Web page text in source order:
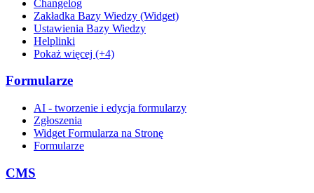
Changelog
Zakładka Bazy Wiedzy (Widget)
Ustawienia Bazy Wiedzy
Helplinki
Pokaż więcej (+4)
Formularze
AI - tworzenie i edycja formularzy
Zgłoszenia
Widget Formularza na Stronę
Formularze
CMS